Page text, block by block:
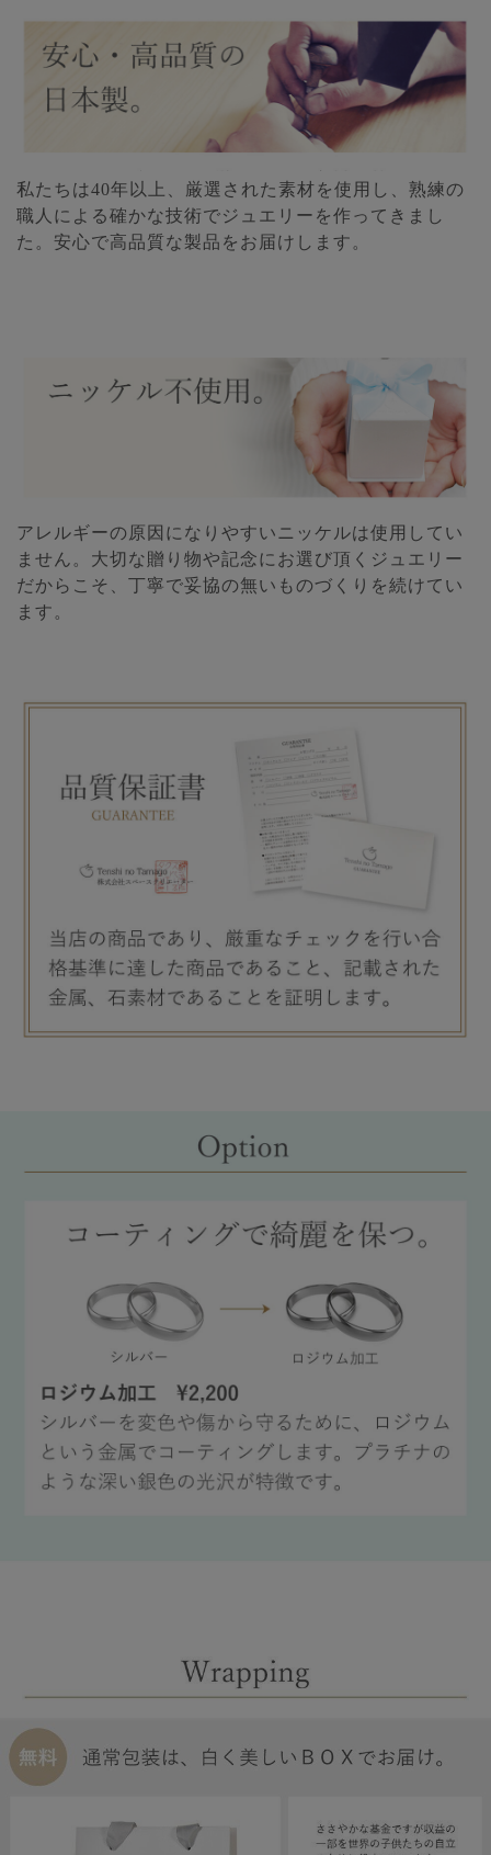
私たちは40年以上、厳選された素材を使用し、熟練の
職人による確かな技術でジュエリーを作ってきまし
た。安心で高品質な製品をお届けします。
アレルギーの原因になりやすいニッケルは使用してい
ません。大切な贈り物や記念にお選び頂くジュエリー
だからこそ、丁寧で妥協の無いものづくりを続けてい
ます。